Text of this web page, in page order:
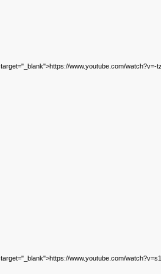
target="_blank">https://www.youtube.com/watch?v=-
target="_blank">https://www.youtube.com/